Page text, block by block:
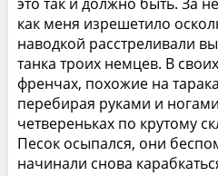
как меня изрешетило
наводкой расстреливали
танка троих немцев. В
френчах, похожие на
перебирая руками и
четвереньках по крутому
Песок осыпался, они
начинали снова